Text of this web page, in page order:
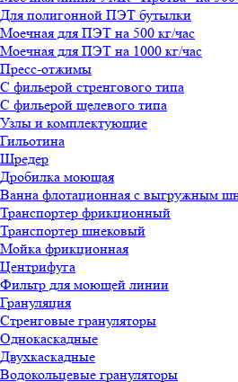
Для полигонной ПЭТ бутылки
Моечная для ПЭТ на 500 кг/час
Моечная для ПЭТ на 1000 кг/час
Пресс-отжимы
С фильерой стренгового типа
С фильерой щелевого типа
Узлы и комплектующие
Гильотина
Шредер
Дробилка моющая
Ванна флотационная с выгружным
Транспортер фрикционный
Транспортер шнековый
Мойка фрикционная
Центрифуга
Фильтр для моющей линии
Грануляция
Стренговые грануляторы
Однокаскадные
Двухкаскадные
Водокольцевые грануляторы